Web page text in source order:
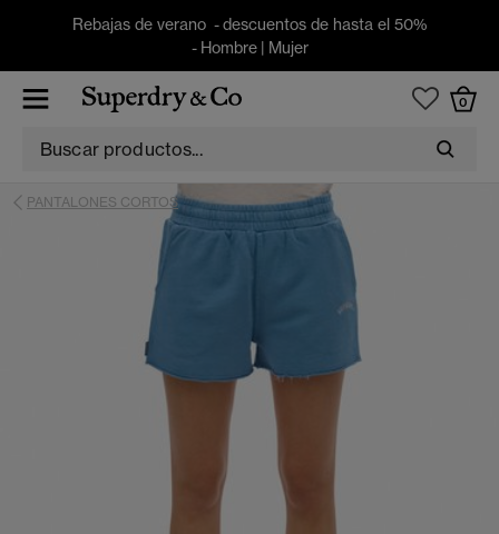
Rebajas de verano - descuentos de hasta el 50%
- Hombre| Mujer
0
PANTALONES CORTOS